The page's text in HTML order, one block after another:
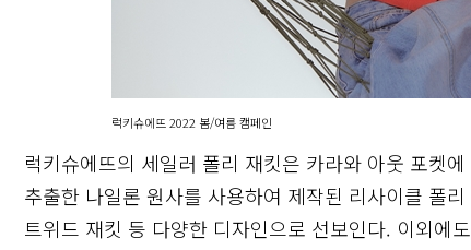
럭키슈에뜨 2022 봄/여름 캠페인
럭키슈에뜨의 세일러 폴리 재킷은 카라와 아웃 포켓
추출한 나일론 원사를 사용하여 제작된 리사이클 폴
트위드 재킷 등 다양한 디자인으로 선보인다. 이외에